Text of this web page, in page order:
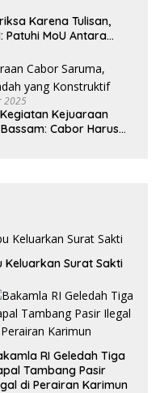
Karena Tulisan,
Patuhi MoU Antara
2025
Kejuaraan
Cabor Harus
Keluarkan Surat Sakti
RI Geledah Tiga
Tambang Pasir
di Perairan Karimun